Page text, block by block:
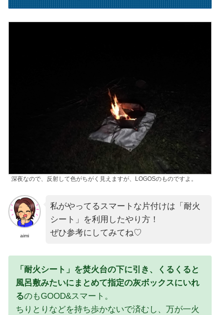
深夜なので、反射して色がちがく見えますが、LOGOSのものですよ。
aimi
私がやってるスマートな片付けは「耐火
シート」を利用したやり方！
ぜひ参考にしてみてね♡
「耐火シート」を焚火台の下に引き、くるくると
風呂敷みたいにまとめて指定の灰ボックスにいれ
るのもGOOD&スマート。
ちりとりなどを持ち歩かないで済むし、万が一火